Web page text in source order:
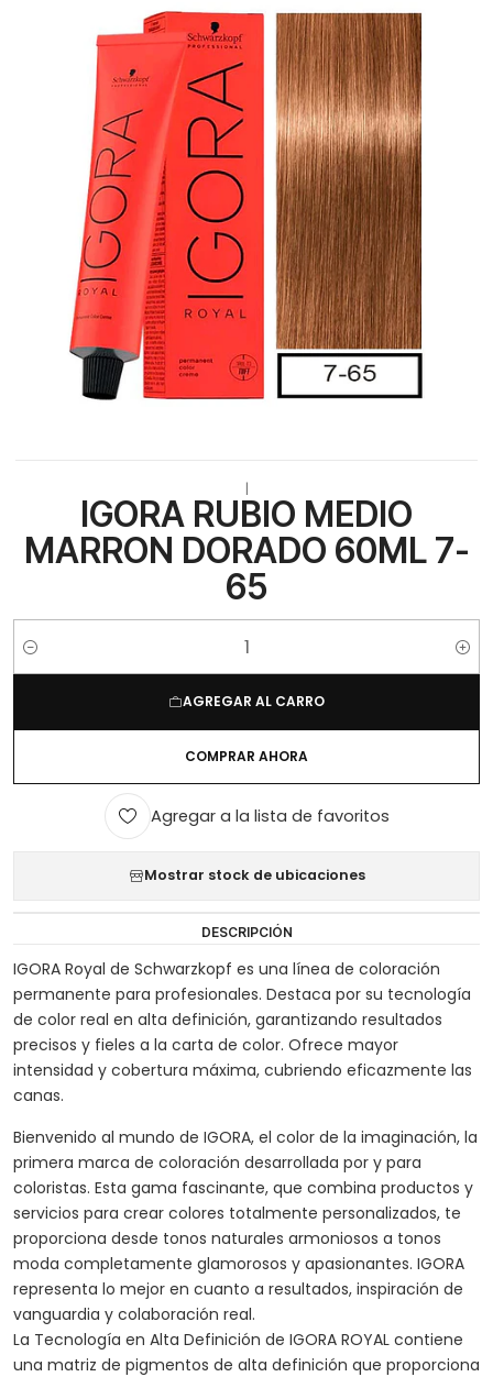
IGORA RUBIO MEDIO
MARRON DORADO 60ML 7-
65
Cantidad
AGREGAR AL CARRO
COMPRAR AHORA
Agregar a la lista de favoritos
Mostrar stock de ubicaciones
DESCRIPCIÓN
IGORA Royal de Schwarzkopf es una línea de coloración
permanente para profesionales. Destaca por su tecnología
de color real en alta definición, garantizando resultados
precisos y fieles a la carta de color. Ofrece mayor
intensidad y cobertura máxima, cubriendo eficazmente las
canas.
Bienvenido al mundo de IGORA, el color de la imaginación, la
primera marca de coloración desarrollada por y para
coloristas. Esta gama fascinante, que combina productos y
servicios para crear colores totalmente personalizados, te
proporciona desde tonos naturales armoniosos a tonos
moda completamente glamorosos y apasionantes. IGORA
representa lo mejor en cuanto a resultados, inspiración de
vanguardia y colaboración real.
La Tecnología en Alta Definición de IGORA ROYAL contiene
una matriz de pigmentos de alta definición que proporciona